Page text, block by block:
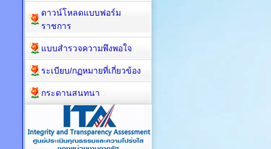
ดาวน์โหลดแบบฟอร์ม
ราชการ
แบบสำรวจความพึงพอใจ
ระเบียบ/กฏหมายที่เกี่ยวข้อง
กระดานสนทนา